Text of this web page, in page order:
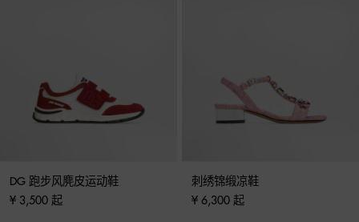
DG 跑步风麂皮运动鞋
¥ 3,500 起
刺绣锦缎凉鞋
¥ 6,300 起